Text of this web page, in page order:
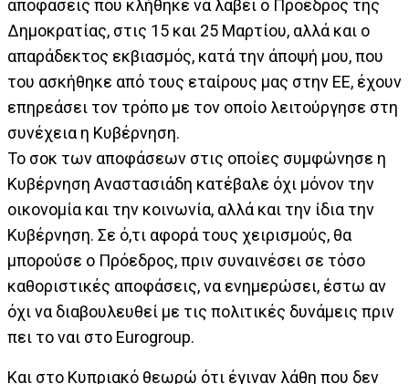
αποφάσεις που κλήθηκε να λάβει ο Πρόεδρος της
Δημοκρατίας, στις 15 και 25 Μαρτίου, αλλά και ο
απαράδεκτος εκβιασμός, κατά την άποψή μου, που
του ασκήθηκε από τους εταίρους μας στην ΕΕ, έχουν
επηρεάσει τον τρόπο με τον οποίο λειτούργησε στη
συνέχεια η Κυβέρνηση.
Το σοκ των αποφάσεων στις οποίες συμφώνησε η
Κυβέρνηση Αναστασιάδη κατέβαλε όχι μόνον την
οικονομία και την κοινωνία, αλλά και την ίδια την
Κυβέρνηση. Σε ό,τι αφορά τους χειρισμούς, θα
μπορούσε ο Πρόεδρος, πριν συναινέσει σε τόσο
καθοριστικές αποφάσεις, να ενημερώσει, έστω αν
όχι να διαβουλευθεί με τις πολιτικές δυνάμεις πριν
πει το ναι στο Eurogroup.
Και στο Κυπριακό θεωρώ ότι έγιναν λάθη που δεν